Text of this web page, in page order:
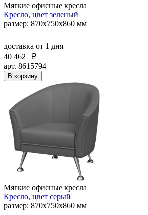
Мягкие офисные кресла
Кресло, цвет зеленый
размер: 870х750х860 мм
доставка от 1 дня
40 462
₽
арт. 8615794
В корзину
Мягкие офисные кресла
Кресло, цвет серый
размер: 870х750х860 мм